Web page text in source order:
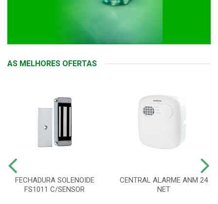
AS MELHORES OFERTAS
FECHADURA SOLENOIDE
FS1011 C/SENSOR
CENTRAL ALARME ANM 24
NET